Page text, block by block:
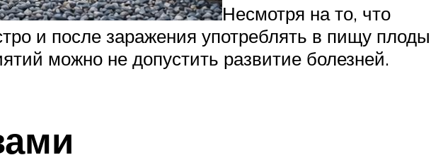
Несмотря на то, что
и после заражения употреблять в пищу плоды
можно не допустить развитие болезней.